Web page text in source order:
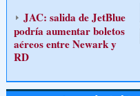
JAC: salida de JetBlue
podría aumentar boletos
aéreos entre Newark y
RD